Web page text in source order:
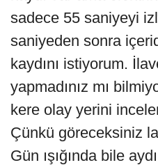
sadece 55 saniyeyi
saniyeden sonra
kaydını istiyorum.
yapmadınız mı
kere olay yerini
Çünkü göreceksiniz
Gün ışığında bile